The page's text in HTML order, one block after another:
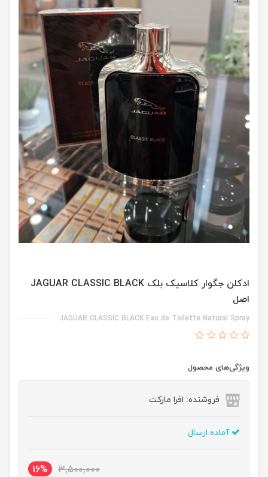
ادکلن جگوار کلاسیک بلک JAGUAR CLASSIC BLACK
اصل
JAGUAR CLASSIC BLACK Eau de Toilette Natural Spray
ویژگی‌های محصول
فروشنده: افرا مارکت
آماده ارسال
3,500,000
16%